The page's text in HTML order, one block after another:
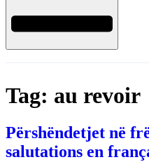
Tag: au revoir
Përshëndetjet në
salutations en